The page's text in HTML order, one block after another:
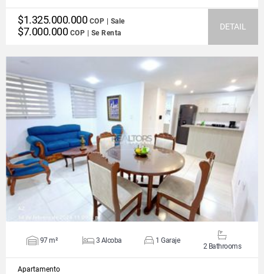
$1.325.000.000 COP | Sale
$7.000.000 COP | Se Renta
DETAIL
VIEW DETAILS
97 m² 3 Alcoba 1 Garaje
2 Bathrooms
Apartamento